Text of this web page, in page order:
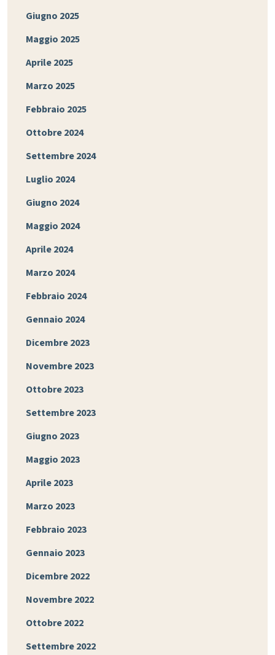
Giugno 2025
Maggio 2025
Aprile 2025
Marzo 2025
Febbraio 2025
Ottobre 2024
Settembre 2024
Luglio 2024
Giugno 2024
Maggio 2024
Aprile 2024
Marzo 2024
Febbraio 2024
Gennaio 2024
Dicembre 2023
Novembre 2023
Ottobre 2023
Settembre 2023
Giugno 2023
Maggio 2023
Aprile 2023
Marzo 2023
Febbraio 2023
Gennaio 2023
Dicembre 2022
Novembre 2022
Ottobre 2022
Settembre 2022